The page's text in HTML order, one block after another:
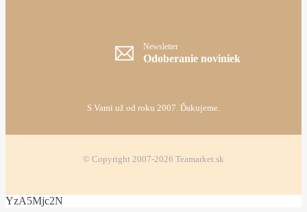
Newsletter
Odoberanie noviniek
S Vami už od roku 2007. Ďakujeme.
© Copyright 2007-2026 Teamarket.sk
YzA5Mjc2N